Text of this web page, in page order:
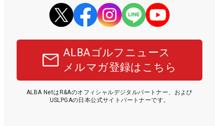
ALBAゴルフニュース
メルマガ登録はこちら
ALBA NetはR&Aのオフィシャルデジタルパートナー、および
USLPGAの日本公式サイトパートナーです。